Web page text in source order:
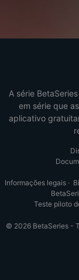
A série
em série que
aplicativo
Informações legais ·
Teste piloto
© 2026 BetaSeries -